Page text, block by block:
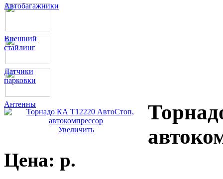
Автобагажники
Внешний
стайлинг
Датчики
парковки
Антенны
Увеличить
Цена: p.